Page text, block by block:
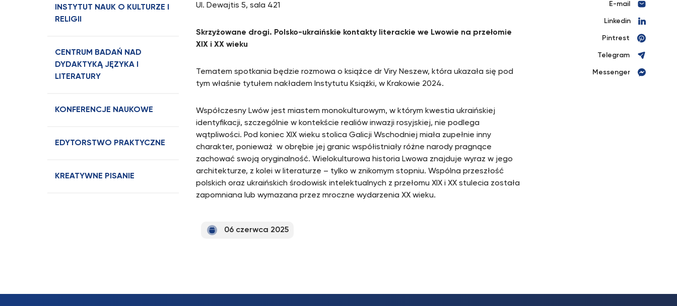
INSTYTUT NAUK O KULTURZE I
RELIGII
CENTRUM BADAŃ NAD
DYDAKTYKĄ JĘZYKA I
LITERATURY
KONFERENCJE NAUKOWE
EDYTORSTWO PRAKTYCZNE
KREATYWNE PISANIE
Ul. Dewajtis 5, sala 421
Skrzyżowane drogi. Polsko-ukraińskie kontakty literackie we Lwowie na przełomie
XIX i XX wieku
Tematem spotkania będzie rozmowa o książce dr Viry Neszew, która ukazała się pod
tym właśnie tytułem nakładem Instytutu Książki, w Krakowie 2024.
Współczesny Lwów jest miastem monokulturowym, w którym kwestia ukraińskiej
identyfikacji, szczególnie w kontekście realiów inwazji rosyjskiej, nie podlega
wątpliwości. Pod koniec XIX wieku stolica Galicji Wschodniej miała zupełnie inny
charakter, ponieważ w obrębie jej granic współistniały różne narody pragnące
zachować swoją oryginalność. Wielokulturowa historia Lwowa znajduje wyraz w jego
architekturze, z kolei w literaturze – tylko w znikomym stopniu. Wspólna przeszłość
polskich oraz ukraińskich środowisk intelektualnych z przełomu XIX i XX stulecia została
zapomniana lub wymazana przez mroczne wydarzenia XX wieku.
06 czerwca 2025
E-mail
Linkedin
Pintrest
Telegram
Messenger